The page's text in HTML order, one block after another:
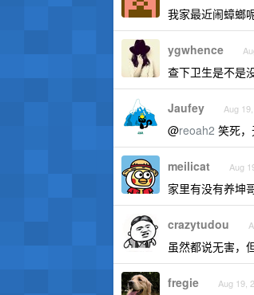
我家最近闹蟑螂
ygwhence
查下卫生是不是
Jaufey Aug
@reoah2 笑死
meilicat Aug
家里有没有养坤
crazytudou
虽然都说无害，
fregie Aug 19,